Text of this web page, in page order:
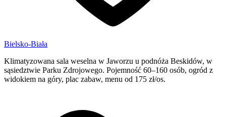
Bielsko-Biała
Klimatyzowana sala weselna w Jaworzu u podnóża Beskidów, w
sąsiedztwie Parku Zdrojowego. Pojemność 60–160 osób, ogród z
widokiem na góry, plac zabaw, menu od 175 zł/os.